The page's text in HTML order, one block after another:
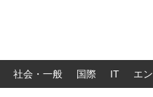
社会・一般 国際 IT エ